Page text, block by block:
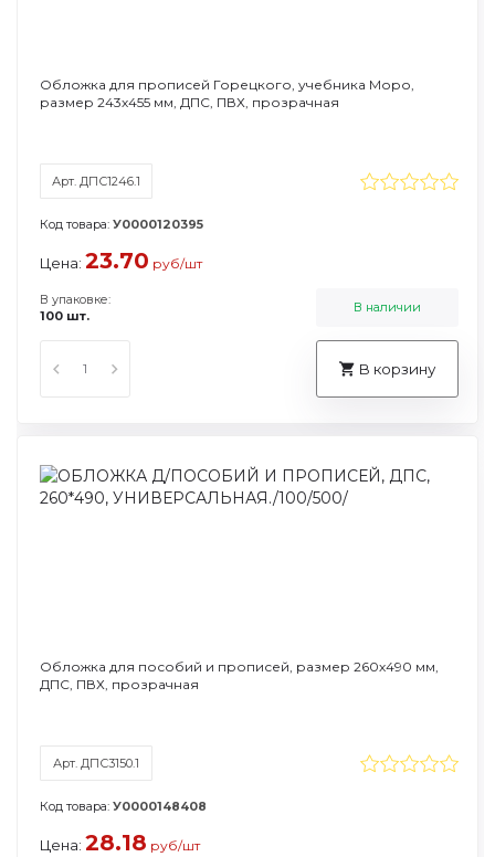
Обложка для прописей Горецкого, учебника Моро,
размер 243х455 мм, ДПС, ПВХ, прозрачная
Арт. ДПС1246.1
Код товара: У0000120395
Цена: 23.70 руб/шт
В упаковке:
100 шт.
В наличии
В корзину
Обложка для пособий и прописей, размер 260х490 мм,
ДПС, ПВХ, прозрачная
Арт. ДПС3150.1
Код товара: У0000148408
Цена: 28.18 руб/шт